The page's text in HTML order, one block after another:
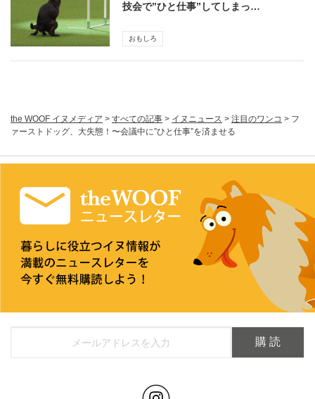
技会で”ひと仕事”してしまっ…
おもしろ
the WOOF イヌメディア > すべての記事 > イヌニュース > 注目のワンコ > フ
ァーストドッグ、大失態！〜会議中に”ひと仕事”を済ませる